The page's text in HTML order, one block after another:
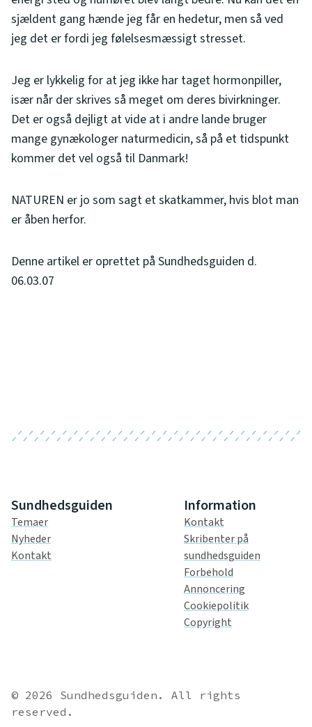
sjældent gang hænde jeg får en hedetur, men så ved
jeg det er fordi jeg følelsesmæssigt stresset.
Jeg er lykkelig for at jeg ikke har taget hormonpiller,
især når der skrives så meget om deres bivirkninger.
Det er også dejligt at vide at i andre lande bruger
mange gynækologer naturmedicin, så på et tidspunkt
kommer det vel også til Danmark!
NATUREN er jo som sagt et skatkammer, hvis blot man
er åben herfor.
Denne artikel er oprettet på Sundhedsguiden d.
06.03.07
Sundhedsguiden
Temaer
Nyheder
Kontakt
Information
Kontakt
Skribenter på
sundhedsguiden
Forbehold
Annoncering
Cookiepolitik
Copyright
© 2026 Sundhedsguiden. All rights
reserved.